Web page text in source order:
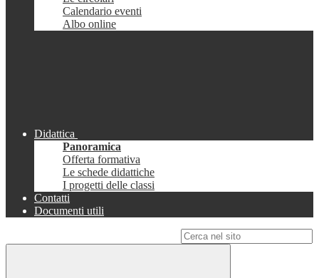
Calendario eventi
Albo online
Didattica
Panoramica
Offerta formativa
Le schede didattiche
I progetti delle classi
Contatti
Documenti utili